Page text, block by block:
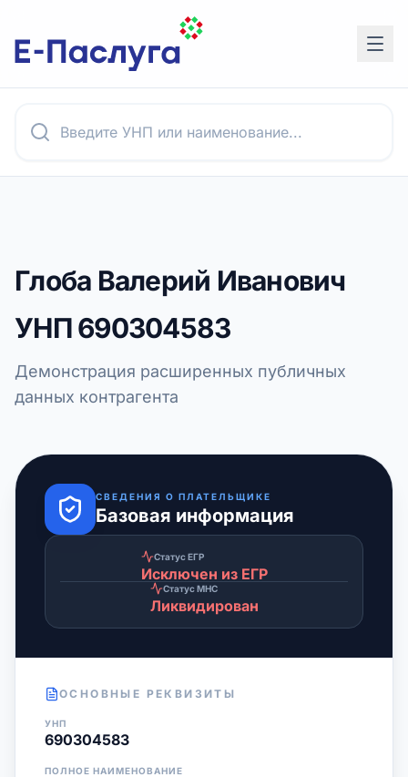
Глоба Валерий Иванович
УНП690304583
Демонстрация расширенных публичных
данных контрагента
СВЕДЕНИЯ О ПЛАТЕЛЬЩИКЕ
Базовая информация
Статус ЕГР
Исключен из ЕГР
Статус МНС
Ликвидирован
ОСНОВНЫЕ РЕКВИЗИТЫ
УНП
690304583
ПОЛНОЕ НАИМЕНОВАНИЕ